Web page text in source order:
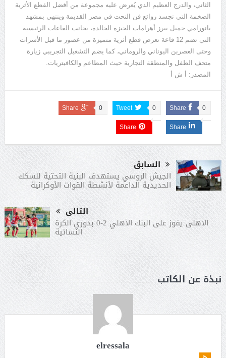
الثاني، والدرج العظيم الذي يُعرض عليه مجموعة من أفضل القطع الأثرية
الضخمة التي تجسد روائع فن النحت في مصر القديمة وينتهي بمشهد
بانورامي جميل يبرز أهرامات الجيزة الخالدة، بجانب القاعات الرئيسية
التي تضم 12 قاعة تعرض قطع أثرية متميزة من عصور ما قبل الأسرات
وحتى العصرين اليوناني والروماني، كما يضم التشغيل التجريبي زيارة
متحف الطفل والمنطقة التجارية حيث المطاعم والكافيتريات.
المصدر: أ ش أ
Share 0
Tweet 0
Share 0
Share
Share
السابق
الجيش الروسي يستهدف البنية التحتية للسكك
الحديدية الداعمة لأنشطة القوات الأوكرانية
التالى
الاهلى يفوز على البنك الأهلي 2-0 بدوري الكرة
النسائية
نبذة عن الكاتب
elressala